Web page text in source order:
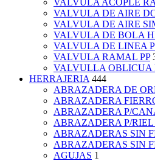
VALVULA ACOPLE
VALVULA DE AIRE
VALVULA DE AIRE
VALVULA DE BOLA
VALVULA DE LINEA
VALVULA RAMAL PP
VALVULLA OBLICUA
HERRAJERIA 444
ABRAZADERA DE
ABRAZADERA
ABRAZADERA P/
ABRAZADERA P/RIEL
ABRAZADERAS SIN
ABRAZADERAS SIN
AGUJAS 1